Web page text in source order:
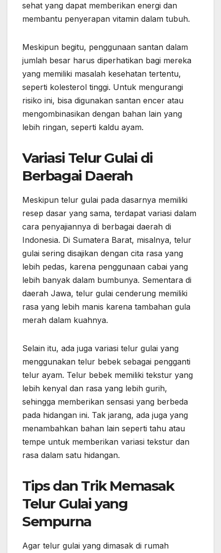
sehat yang dapat memberikan energi dan
membantu penyerapan vitamin dalam tubuh.
Meskipun begitu, penggunaan santan dalam
jumlah besar harus diperhatikan bagi mereka
yang memiliki masalah kesehatan tertentu,
seperti kolesterol tinggi. Untuk mengurangi
risiko ini, bisa digunakan santan encer atau
mengombinasikan dengan bahan lain yang
lebih ringan, seperti kaldu ayam.
Variasi Telur Gulai di
Berbagai Daerah
Meskipun telur gulai pada dasarnya memiliki
resep dasar yang sama, terdapat variasi dalam
cara penyajiannya di berbagai daerah di
Indonesia. Di Sumatera Barat, misalnya, telur
gulai sering disajikan dengan cita rasa yang
lebih pedas, karena penggunaan cabai yang
lebih banyak dalam bumbunya. Sementara di
daerah Jawa, telur gulai cenderung memiliki
rasa yang lebih manis karena tambahan gula
merah dalam kuahnya.
Selain itu, ada juga variasi telur gulai yang
menggunakan telur bebek sebagai pengganti
telur ayam. Telur bebek memiliki tekstur yang
lebih kenyal dan rasa yang lebih gurih,
sehingga memberikan sensasi yang berbeda
pada hidangan ini. Tak jarang, ada juga yang
menambahkan bahan lain seperti tahu atau
tempe untuk memberikan variasi tekstur dan
rasa dalam satu hidangan.
Tips dan Trik Memasak
Telur Gulai yang
Sempurna
Agar telur gulai yang dimasak di rumah